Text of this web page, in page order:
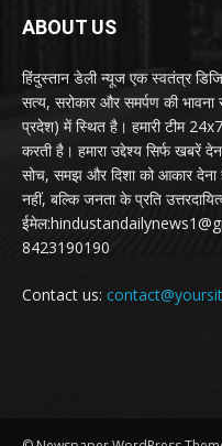
ABOUT US
हिंदुस्तान डेली न्यूज एक स्वतंत्र
सत्य, सरोकार और समर्पण की भावना
प्रदेश) में स्थित है। हमारी टीम
करती है। हमारा उद्देश्य सिर्फ खबरें
सोच, समझ और दिशा को आकार देना
नहीं, बल्कि जनता के प्रति
8423190190
Contact us: